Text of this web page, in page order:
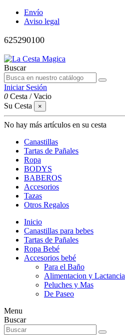
Envío
Aviso legal
625290100
Buscar
Iniciar Sesión
0 Cesta /Vacio
Su Cesta
×
No hay más artículos en su cesta
Canastillas
Tartas de Pañales
Ropa
BODYS
BABEROS
Accesorios
Tazas
Otros Regalos
Inicio
Canastillas para bebes
Tartas de Pañales
Ropa Bebé
Accesorios bebé
Para el Baño
Alimentacion y Lactancia
Peluches y Mas
De Paseo
Menu
Buscar